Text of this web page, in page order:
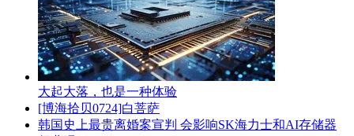
大起大落，也是一种体验
[博海拾贝0724]白菩萨
韩国史上最贵离婚案宣判 会影响SK海力士和AI存储器